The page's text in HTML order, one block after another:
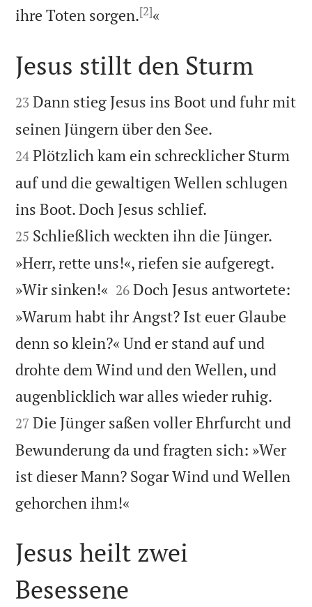
ihre Toten sorgen.[2]«

Jesus stillt den Sturm

23 Dann stieg Jesus ins Boot und fuhr mit
seinen Jüngern über den See.
24 Plötzlich kam ein schrecklicher Sturm
auf und die gewaltigen Wellen schlugen
ins Boot. Doch Jesus schlief.
25 Schließlich weckten ihn die Jünger.
»Herr, rette uns!«, riefen sie aufgeregt.
»Wir sinken!« 

26 Doch Jesus antwortete:
»Warum habt ihr Angst? Ist euer Glaube
denn so klein?« Und er stand auf und
drohte dem Wind und den Wellen, und
augenblicklich war alles wieder ruhig.
27 Die Jünger saßen voller Ehrfurcht und
Bewunderung da und fragten sich: »Wer
ist dieser Mann? Sogar Wind und Wellen
gehorchen ihm!«
Jesus heilt zwei
Besessene